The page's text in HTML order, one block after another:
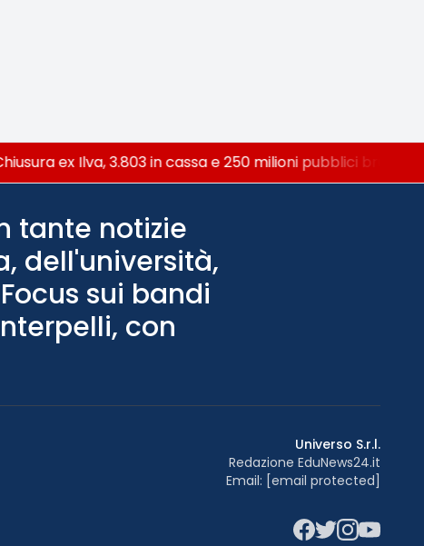
ex Ilva, 3.803 in cassa e 250 milioni pubblici bruciati
tante notizie
dell'università,
sui bandi
con
Universo S.r.l.
Redazione EduNews24.it
Email: [email protected]
Facebook
TwitterInstagram